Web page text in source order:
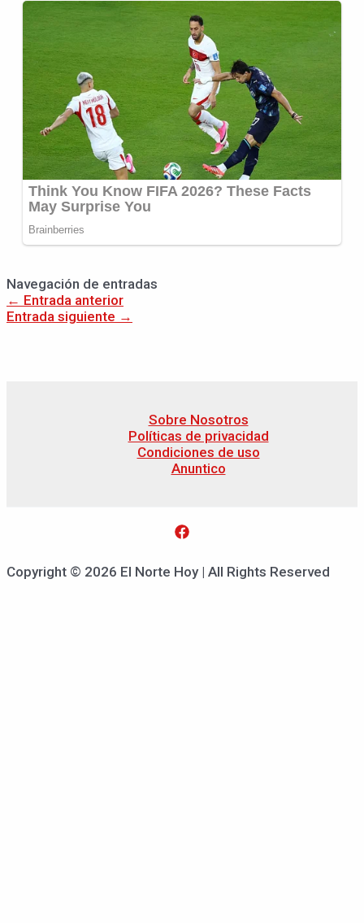
Navegación de entradas
← Entrada anterior
Entrada siguiente →
Sobre Nosotros
Políticas de privacidad
Condiciones de uso
Anuntico
Copyright © 2026 El Norte Hoy | All Rights Reserved